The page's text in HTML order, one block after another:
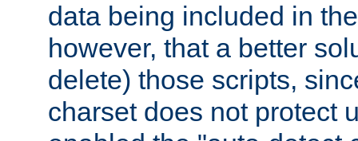
data being included in
however, that a better
delete) those scripts,
charset does not protect